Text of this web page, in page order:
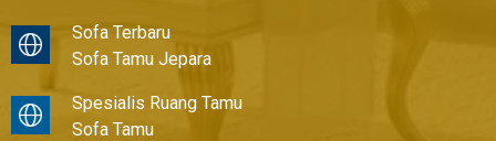
Sofa Terbaru
Sofa Tamu Jepara
Spesialis Ruang Tamu
Sofa Tamu